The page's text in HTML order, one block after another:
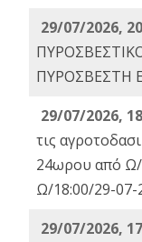
29/07/2026,
ΠΥΡΟΣΒΕΣΤΗ
29/07/2026,
τις
24ωρου από Ω/
Ω/18:00/29-07-
29/07/2026,